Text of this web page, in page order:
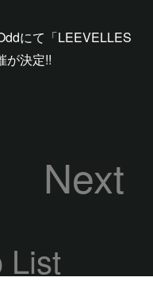
にて「LEEVELLES
が決定!!
Next
List